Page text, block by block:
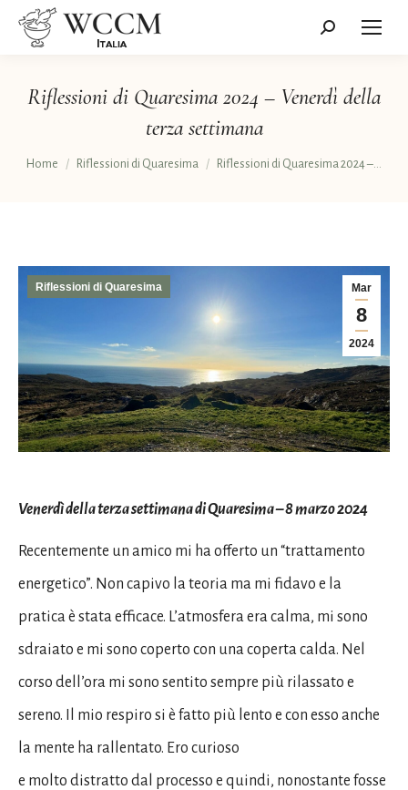
Cerca:
Riflessioni di Quaresima 2024 – Venerdì della
terza settimana
Tu sei qui:
Home Riflessioni di Quaresima Riflessioni di Quaresima 2024 –…
Mar
8
2024
Riflessioni di Quaresima
Venerdì della terza settimana di Quaresima – 8 marzo 2024
Recentemente un amico mi ha offerto un “trattamento
energetico”. Non capivo la teoria ma mi fidavo e la
pratica è stata efficace. L’atmosfera era calma, mi sono
sdraiato e mi sono coperto con una coperta calda. Nel
corso dell’ora mi sono sentito sempre più rilassato e
sereno. Il mio respiro si è fatto più lento e con esso anche
la mente ha rallentato. Ero curioso
e molto distratto dal processo e quindi, nonostante fosse